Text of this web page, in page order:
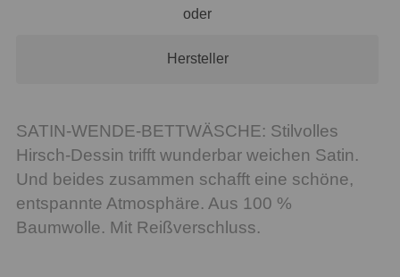
oder
Hersteller
SATIN-WENDE-BETTWÄSCHE: Stilvolles
Hirsch-Dessin trifft wunderbar weichen Satin.
Und beides zusammen schafft eine schöne,
entspannte Atmosphäre. Aus 100 %
Baumwolle. Mit Reißverschluss.